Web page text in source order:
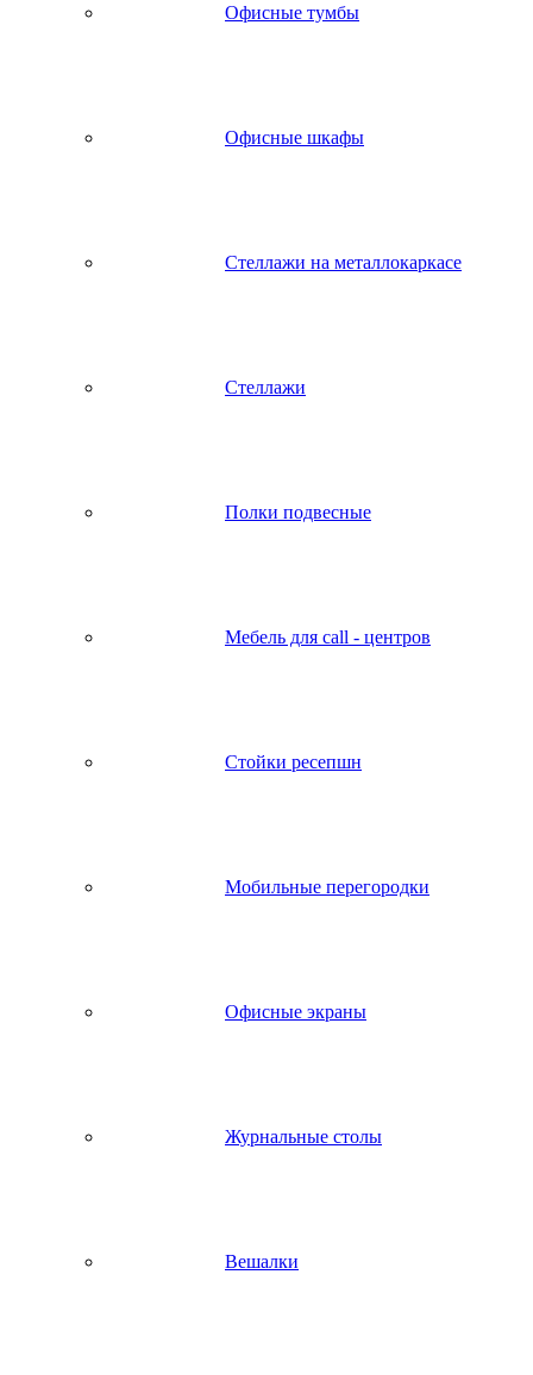
Офисные тумбы
Офисные шкафы
Стеллажи на металлокаркасе
Стеллажи
Полки подвесные
Мебель для call - центров
Стойки ресепшн
Мобильные перегородки
Офисные экраны
Журнальные столы
Вешалки